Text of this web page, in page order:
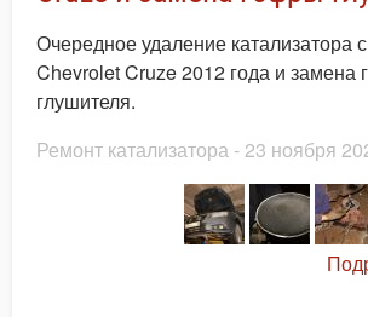
Очередное удаление катализатора
Chevrolet Cruze 2012 года и замена
глушителя.
Ремонт катализатора - 23 ноября